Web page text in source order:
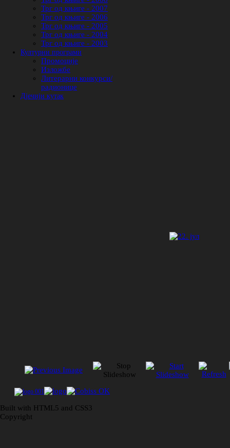
Трг од књиге - 2007
Трг од књиге - 2006
Трг од књиге - 2005
Трг од књиге - 2004
Трг од књиге - 2003
Културни програми
Промоције
Изложбе
Литерарни конкурси/
радионице
Дјечији кутак
Built with HTML5 and CSS3
Copyright